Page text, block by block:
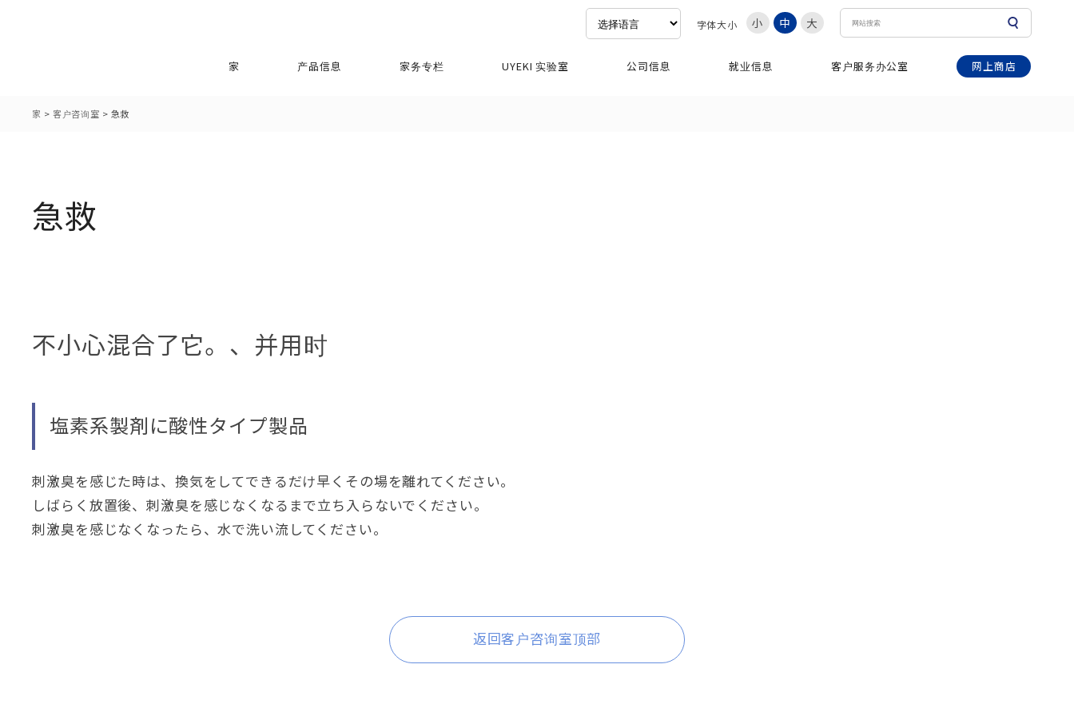
字体大小 小 中 大
家 产品信息 家务专栏 UYEKI 实验室 公司信息 就业信息 客户服务办公室 网上商店
家 > 客户咨询室 > 急救
急救
不小心混合了它。、并用时
塩素系製剤に酸性タイプ製品
刺激臭を感じた時は、 換気をしてできるだけ早くその場を離れてください。
しばらく放置後、刺激臭を感じなくなるまで立ち入らないでください。
刺激臭を感じなくなったら、水で洗い流してください。
返回客户咨询室顶部